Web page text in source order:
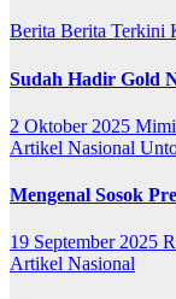
Berita Berita Terkini
Sudah Hadir Gold
2 Oktober 2025
Artikel Nasional
Mengenal Sosok
19 September 2025
Artikel Nasional